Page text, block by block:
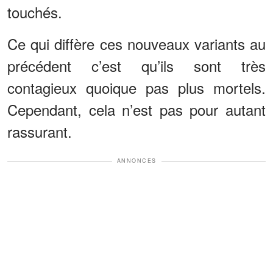
touchés.
Ce qui diffère ces nouveaux variants au
précédent c’est qu’ils sont très
contagieux quoique pas plus mortels.
Cependant, cela n’est pas pour autant
rassurant.
ANNONCES